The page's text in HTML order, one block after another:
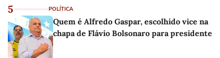
5 POLÍTICA
Quem é Alfredo Gaspar, escolhido vice na
chapa de Flávio Bolsonaro para presidente